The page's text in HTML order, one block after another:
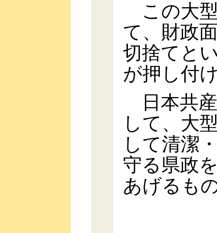
この大
て、財政
切捨てと
が押し付
日本共
して、大
して清潔
守る県政
あげるも